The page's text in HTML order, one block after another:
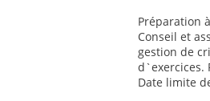
Préparation
Conseil et
gestion de
d`exercices.
Date limite